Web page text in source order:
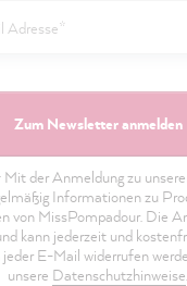
Zum Newsletter anmelden
Mit der Anmeldung zu
Informationen zu
von MissPompadour. Die
kann jederzeit und
E-Mail widerrufen
unsere Datenschutzhinweise.